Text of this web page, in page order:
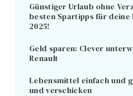
Günstiger Urlaub ohne
besten Spartipps für deine
2025!
Geld sparen: Clever
Renault
Lebensmittel einfach und
und verschicken